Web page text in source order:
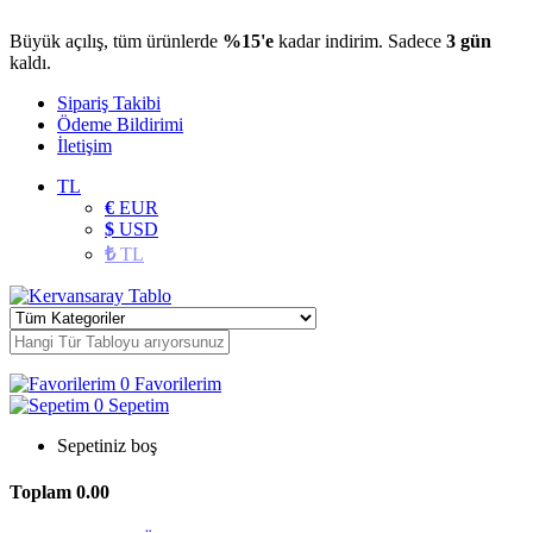
Büyük açılış, tüm ürünlerde %15'e kadar indirim. Sadece 3 gün
kaldı.
Sipariş Takibi
Ödeme Bildirimi
İletişim
TL
€ EUR
$ USD
₺TL
0 Favorilerim
0 Sepetim
Sepetiniz boş
Toplam 0.00